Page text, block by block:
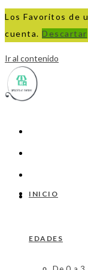
Los Favoritos de
cuenta. Descartar
Ir al contenido
INICIO
EDADES